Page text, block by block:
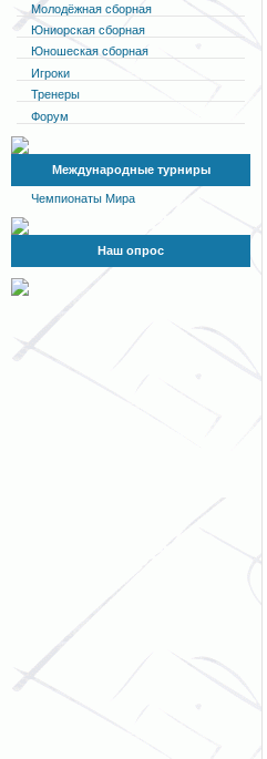
Молодёжная сборная
Юниорская сборная
Юношеская сборная
Игроки
Тренеры
Форум
Международные турниры
Чемпионаты Мира
Наш опрос